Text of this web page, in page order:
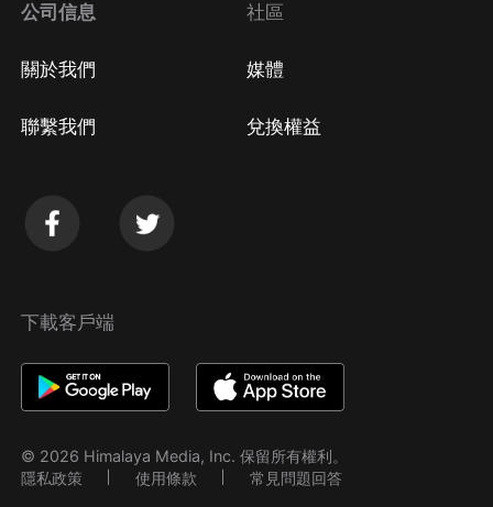
公司信息
關於我們
聯繫我們
社區
媒體
兌換權益
下載客戶端
© 2026 Himalaya Media, Inc. 保留所有權利。
隱私政策
使用條款 常見問題回答